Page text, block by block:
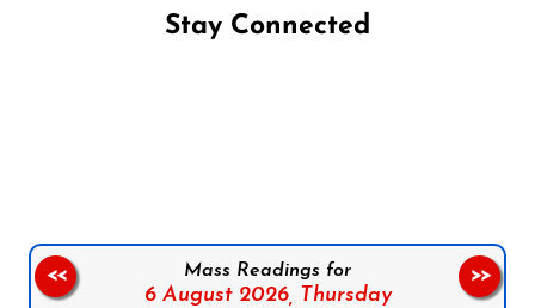
Stay Connected
Mass Readings for
6 August 2026, Thursday
<< >>